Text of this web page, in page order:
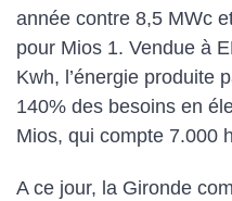
année contre 8,5 MWc
pour Mios 1. Vendue à
Kwh, l’énergie produite
140% des besoins en
Mios, qui compte 7.000
A ce jour, la Gironde